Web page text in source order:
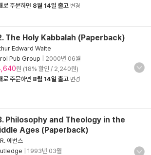
로 주문하면 8월 14일 출고 변경
The Holy Kabbalah (Paperback)
Edward Waite
Pub Group
2000년 06월
원 (18% 할인 / 2,240원)
로 주문하면 8월 14일 출고 변경
Philosophy and Theology in the
Ages (Paperback)
에번스
1993년 03월